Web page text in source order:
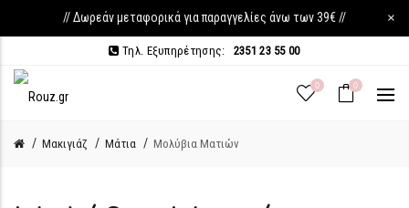
// Δωρεάν μεταφορικά για παραγγελίες άνω των 39€ // ×
Τηλ. Εξυπηρέτησης: 2351 23 55 00
0 0
Μακιγιάζ Μάτια Μολύβια Ματιών